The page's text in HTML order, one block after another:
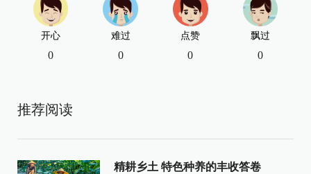
开心
0
难过
0
点赞
0
飘过
0
推荐阅读
精耕乡土 特色种养的丰收答卷